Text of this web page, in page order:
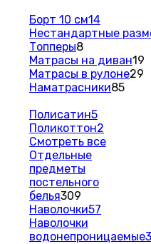
Борт 10 см14
Нестандартные
Топперы8
Матрасы на диван19
Матрасы в рулоне29
Наматрасники85
Полисатин5
Поликоттон2
Смотреть все
Отдельные
предметы
постельного
белья309
Наволочки57
Наволочки
водонепроницаемые3